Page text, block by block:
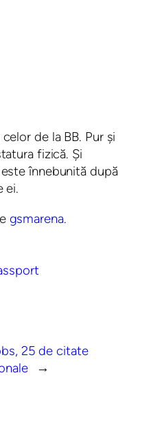
de la BB. Pur și
fizică. Și
înnebunită după
ei.
gsmarena.
25 de citate
→